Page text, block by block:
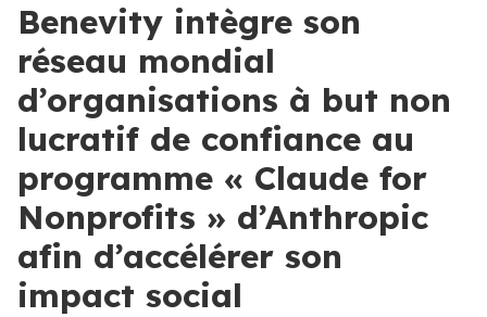
Benevity intègre son
réseau mondial
d’organisations à but non
lucratif de confiance au
programme « Claude for
Nonprofits » d’Anthropic
afin d’accélérer son
impact social